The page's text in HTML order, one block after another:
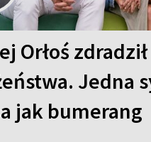
Orłoś
Jedna
jak bumerang